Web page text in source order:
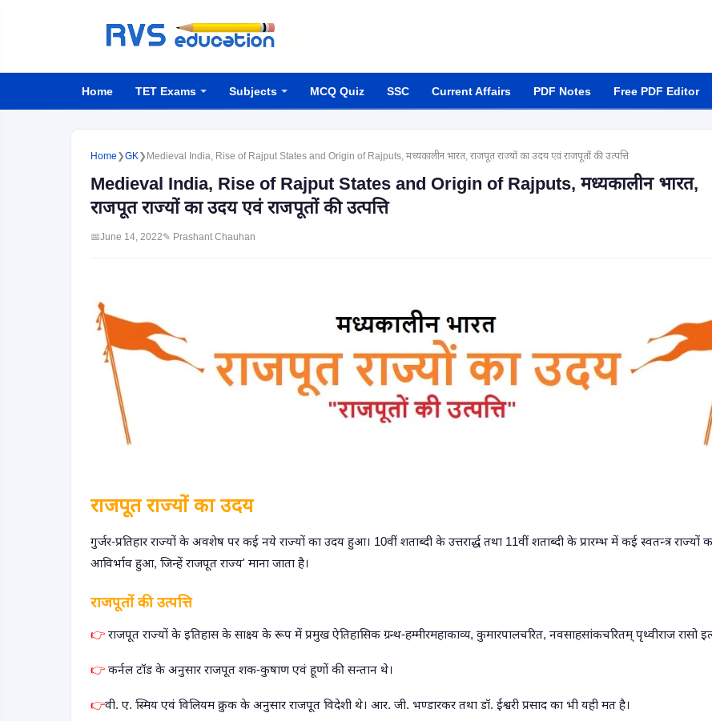
Home TET Exams Subjects MCQ Quiz SSC Current Affairs PDF Notes Free PDF Editor
Home ❯GK❯ Medieval India, Rise of Rajput States and Origin of Rajputs, मध्यकालीन भारत, राजपूत राज्यों का उदय एवं राजपूतों की उत्पत्ति
Medieval India, Rise of Rajput States and Origin of Rajputs, मध्यकालीन भारत,
राजपूत राज्यों का उदय एवं राजपूतों की उत्पत्ति
📅June 14, 2022✎ Prashant Chauhan
राजपूत राज्यों का उदय
गुर्जर-प्रतिहार राज्यों के अवशेष पर कई नये राज्यों का उदय हुआ। 10वीं शताब्दी के उत्तरार्द्ध तथा 11वीं शताब्दी के प्रारम्भ में कई स्वतन्त्र राज्यों
आविर्भाव हुआ, जिन्हें राजपूत राज्य' माना जाता है।
राजपूतों की उत्पत्ति
👉 राजपूत राज्यों के इतिहास के साक्ष्य के रूप में प्रमुख ऐतिहासिक ग्रन्थ-हम्मीरमहाकाव्य, कुमारपालचरित, नवसाहसांकचरितम्‌ पृथ्वीराज रासो
👉 कर्नल टॉड के अनुसार राजपूत शक-कुषाण एवं हूणों की सन्तान थे।
👉वी. ए. स्मिय एवं विलियम क्रुक के अनुसार राजपूत विदेशी थे। आर. जी. भण्डारकर तथा डॉ. ईश्वरी प्रसाद का भी यही मत है।